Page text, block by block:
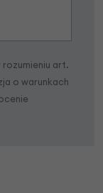
art.
o warunkach